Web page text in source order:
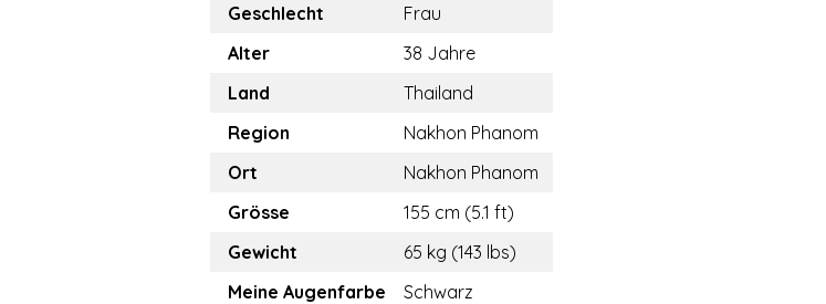
Geschlecht
Frau
Alter
38 Jahre
Land
Thailand
Region
Nakhon Phanom
Ort
Nakhon Phanom
Grösse
155 cm (5.1 ft)
Gewicht
65 kg (143 lbs)
Meine Augenfarbe
Schwarz